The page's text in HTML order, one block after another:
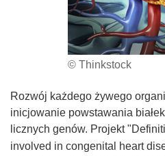
© Thinkstock
Rozwój każdego żywego
inicjowanie powstawania
licznych genów. Projekt
involved in congenital heart